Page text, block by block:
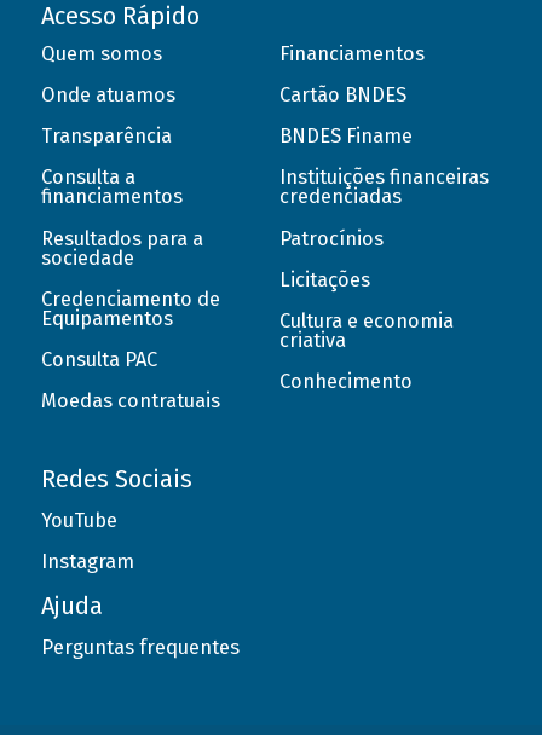
Acesso Rápido
Quem somos
Onde atuamos
Transparência
Consulta a
financiamentos
Resultados para a
sociedade
Credenciamento de
Equipamentos
Consulta PAC
Moedas contratuais
Financiamentos
Cartão BNDES
BNDES Finame
Instituições financeiras
credenciadas
Patrocínios
Licitações
Cultura e economia
criativa
Conhecimento
Redes Sociais
YouTube
Instagram
Ajuda
Perguntas frequentes